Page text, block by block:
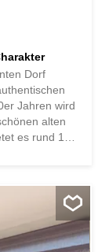
Dorf
Jahren wird
alten
es rund 170
geräumigen
das praktische
besteht